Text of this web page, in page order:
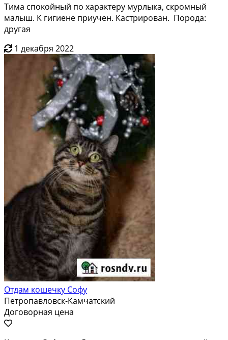
Тима спокойный по характеру мурлыка, скромный
малыш. К гигиене приучен. Кастрирован. Порода:
другая
1 декабря 2022
Отдам кошечку Софу
Петропавловск-Камчатский
Договорная цена